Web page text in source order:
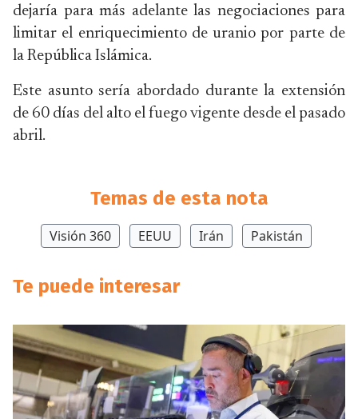
dejaría para más adelante las negociaciones para
limitar el enriquecimiento de uranio por parte de
la República Islámica.
Este asunto sería abordado durante la extensión
de 60 días del alto el fuego vigente desde el pasado
abril.
Temas de esta nota
Visión 360 EEUU Irán Pakistán
Te puede interesar